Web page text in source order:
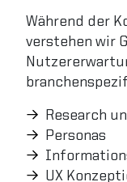
Während der
verstehen wir
Research
Personas
UX